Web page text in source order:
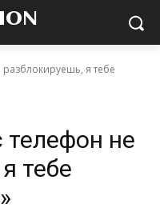
разблокируешь, я тебе
телефон не
тебе